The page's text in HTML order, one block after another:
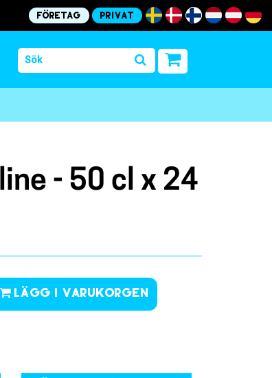
Företag Privat
- 50 cl x 24
Lägg i varukorgen